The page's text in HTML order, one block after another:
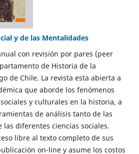
y de las Mentalidades
con revisión por pares (peer
de Historia de la
de Chile. La revista esta abierta a
que aborde los fenómenos
y culturales en la historia, a
de análisis tanto de las
las diferentes ciencias sociales.
libre al texto completo de sus
on-line y asume los costos